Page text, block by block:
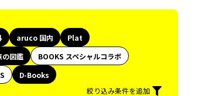
aruco 国内
Plat
の図鑑
BOOKS スペシャルコラボ
D-Books
絞り込み条件を追加